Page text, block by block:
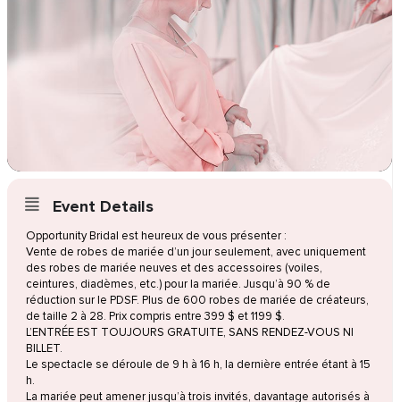
Event Details
Opportunity Bridal est heureux de vous présenter :
Vente de robes de mariée d’un jour seulement, avec uniquement
des robes de mariée neuves et des accessoires (voiles,
ceintures, diadèmes, etc.) pour la mariée. Jusqu’à 90 % de
réduction sur le PDSF. Plus de 600 robes de mariée de créateurs,
de taille 2 à 28. Prix compris entre 399 $ et 1199 $.
L’ENTRÉE EST TOUJOURS GRATUITE, SANS RENDEZ-VOUS NI
BILLET.
Le spectacle se déroule de 9 h à 16 h, la dernière entrée étant à 15
h.
La mariée peut amener jusqu’à trois invités, davantage autorisés à